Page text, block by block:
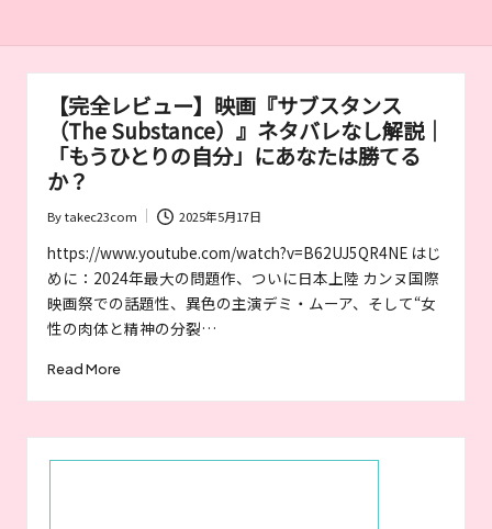
作
【完全レビュー】映画『サブスタンス
（The Substance）』ネタバレなし解説｜
「もうひとりの自分」にあなたは勝てる
か？
Posted
by
Bytakec23com 2025年5月17日
https://www.youtube.com/watch?v=B62UJ5QR4NE はじ
めに：2024年最大の問題作、ついに日本上陸 カンヌ国際
映画祭での話題性、異色の主演デミ・ムーア、そして“女
性の肉体と精神の分裂…
Read More